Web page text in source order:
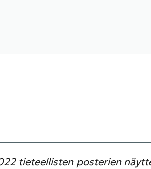
tieteellisten posterien